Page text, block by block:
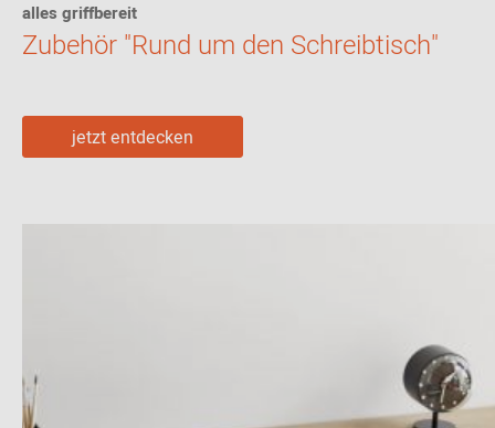
alles griffbereit
Zubehör "Rund um den Schreibtisch"
jetzt entdecken